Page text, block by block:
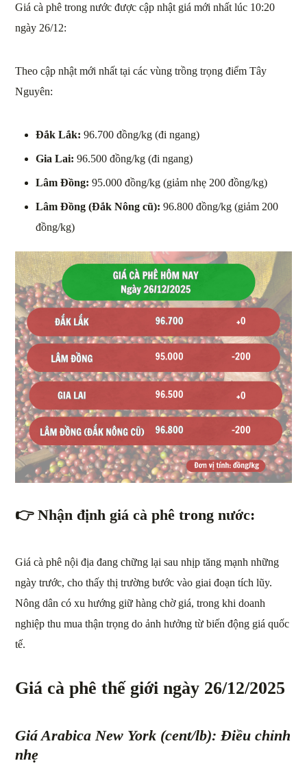
Giá cà phê trong nước được cập nhật giá mới nhất lúc 10:20
ngày 26/12:
Theo cập nhật mới nhất tại các vùng trồng trọng điểm Tây
Nguyên:
Đắk Lắk: 96.700 đồng/kg (đi ngang)
Gia Lai: 96.500 đồng/kg (đi ngang)
Lâm Đồng: 95.000 đồng/kg (giảm nhẹ 200 đồng/kg)
Lâm Đồng (Đắk Nông cũ): 96.800 đồng/kg (giảm 200
đồng/kg)
👉Nhận định giá cà phê trong nước:
Giá cà phê nội địa đang chững lại sau nhịp tăng mạnh những
ngày trước, cho thấy thị trường bước vào giai đoạn tích lũy.
Nông dân có xu hướng giữ hàng chờ giá, trong khi doanh
nghiệp thu mua thận trọng do ảnh hưởng từ biến động giá quốc
tế.
Giá cà phê thế giới ngày 26/12/2025
Giá Arabica New York (cent/lb): Điều chỉnh
nhẹ